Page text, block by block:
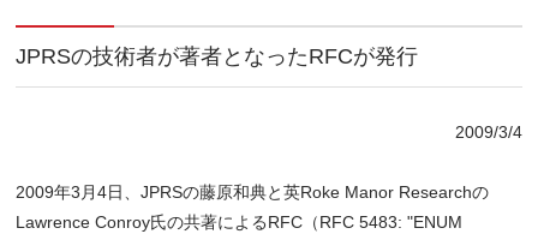
JPRSの技術者が著者となったRFCが発行
2009/3/4
2009年3月4日、JPRSの藤原和典と英Roke Manor Researchの
Lawrence Conroy氏の共著によるRFC（RFC 5483: "ENUM